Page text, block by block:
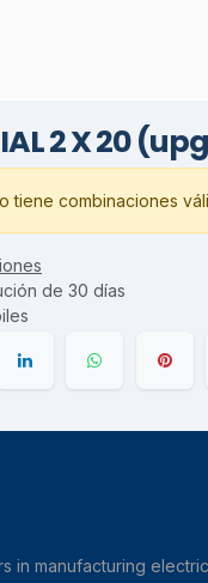
2 X 20
tiene combinaciones
de 30 días
in manufacturing